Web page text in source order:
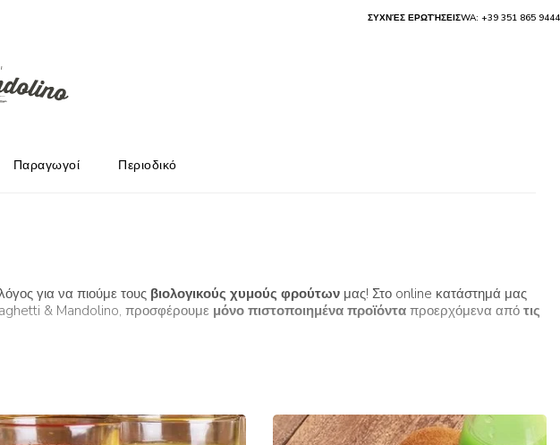
για να πιούμε τους βιολογικούς χυμούς φρούτων μας! Στο online κατάστημά μας
& Mandolino, προσφέρουμε μόνο πιστοποιημένα προϊόντα προερχόμενα από τις
ΣΥΧΝΈΣ ΕΡΩΤΉΣΕΙΣWA: +39 351 865 9444
Παραγωγοί Περιοδικό